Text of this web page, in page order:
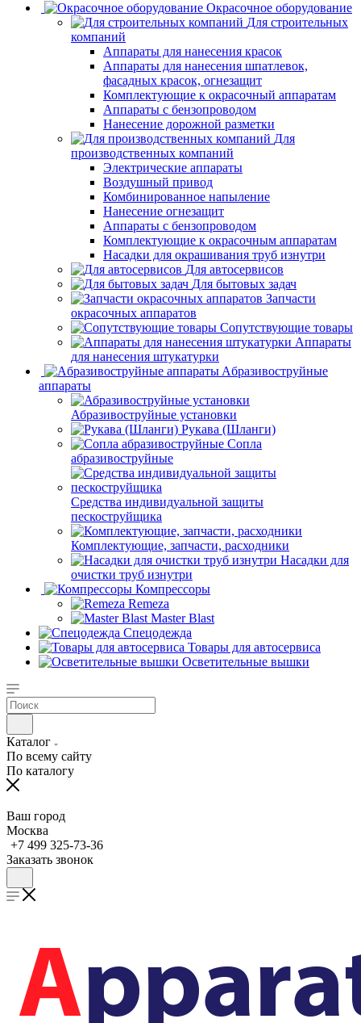
Окрасочное оборудование
Для строительных
компаний
Аппараты для нанесения красок
Аппараты для нанесения шпатлевок,
фасадных красок, огнезащит
Комплектующие к окрасочный аппаратам
Аппараты с бензопроводом
Нанесение дорожной разметки
Для
производственных компаний
Электрические аппараты
Воздушный привод
Комбинированное напыление
Нанесение огнезащит
Аппараты с бензопроводом
Комплектующие к окрасочным аппаратам
Насадки для окрашивания труб изнутри
Для автосервисов
Для бытовых задач
Запчасти
окрасочных аппаратов
Сопутствующие товары
Аппараты
для нанесения штукатурки
Aбразивоструйные
аппараты
Абразивоструйные установки
Рукава (Шланги)
Сопла
абразивоструйные
Средства индивидуальной защиты
пескоструйщика
Комплектующие, запчасти, расходники
Насадки для
очистки труб изнутри
Компрессоры
Remeza
Master Blast
Спецодежда
Товары для автосервиса
Осветительные вышки
Каталог
По всему сайту
По каталогу
Ваш город
Москва
+7 499 325-73-36
Заказать звонок